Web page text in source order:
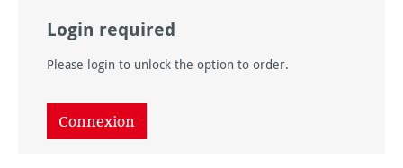
Login required
Please login to unlock the option to order.
Connexion